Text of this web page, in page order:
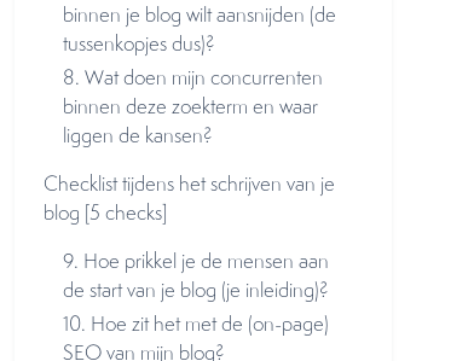
binnen je blog wilt aansnijden (de
tussenkopjes dus)?
8. Wat doen mijn concurrenten
binnen deze zoekterm en waar
liggen de kansen?
Checklist tijdens het schrijven van je
blog [5 checks]
9. Hoe prikkel je de mensen aan
de start van je blog (je inleiding)?
10. Hoe zit het met de (on-page)
SEO van mijn blog?